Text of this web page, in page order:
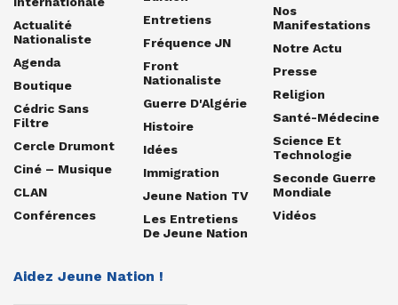
Actualité
Nationaliste
Agenda
Boutique
Cédric Sans
Filtre
Cercle Drumont
Ciné – Musique
CLAN
Conférences
Entretiens
Fréquence JN
Front
Nationaliste
Guerre D'Algérie
Histoire
Idées
Immigration
Jeune Nation TV
Les Entretiens
De Jeune Nation
Nos
Manifestations
Notre Actu
Presse
Religion
Santé-Médecine
Science Et
Technologie
Seconde Guerre
Mondiale
Vidéos
Aidez Jeune Nation !